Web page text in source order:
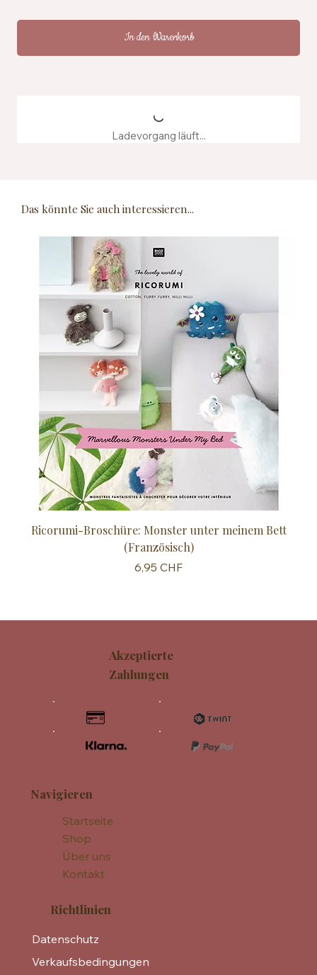
Pflegehinweise: Maschinenwaschbar bei 30 °C
In den Warenkorb
Ladevorgang läuft...
Das könnte Sie auch interessieren...
Ricorumi-Broschüre: Monster unter meinem Bett
(Französisch)
Preis
6,95 CHF
Navigieren
Startseite
Shop
Über uns
Kontakt
Richtlinien
Datenschutz
Verkaufsbedingungen
Akzeptierte
Zahlungen